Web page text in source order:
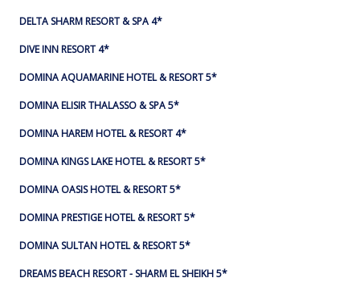
DELTA SHARM RESORT & SPA 4*
DIVE INN RESORT 4*
DOMINA AQUAMARINE HOTEL & RESORT 5*
DOMINA ELISIR THALASSO & SPA 5*
DOMINA HAREM HOTEL & RESORT 4*
DOMINA KINGS LAKE HOTEL & RESORT 5*
DOMINA OASIS HOTEL & RESORT 5*
DOMINA PRESTIGE HOTEL & RESORT 5*
DOMINA SULTAN HOTEL & RESORT 5*
DREAMS BEACH RESORT - SHARM EL SHEIKH 5*